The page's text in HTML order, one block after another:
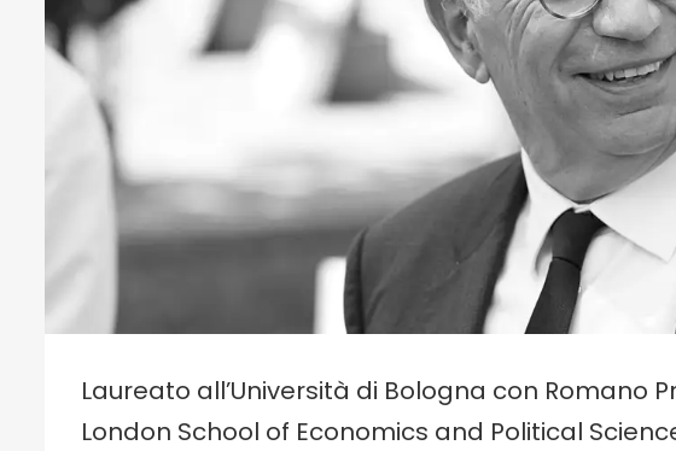
Laureato all’Università di Bologna con Romano
London School of Economics and Political